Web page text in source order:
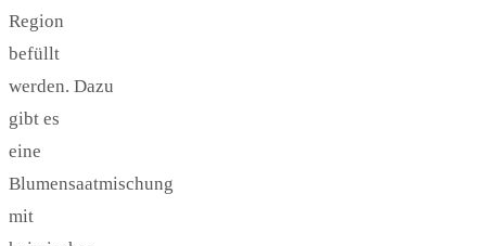
Region
befüllt
werden. Dazu
gibt es
eine
Blumensaatmischung
mit